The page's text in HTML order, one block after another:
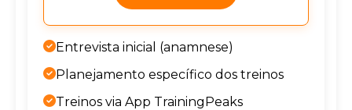
Entrevista inicial (anamnese)
Planejamento específico dos treinos
Treinos via App TrainingPeaks